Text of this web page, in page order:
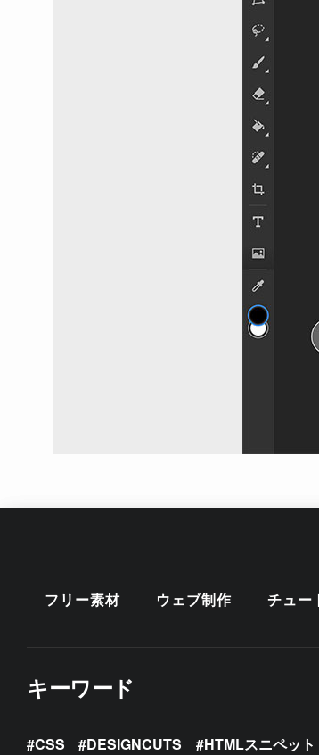
フリー素材 ウェブ制作 チュー
キーワード
CSS DESIGNCUTS HTMLスニペット